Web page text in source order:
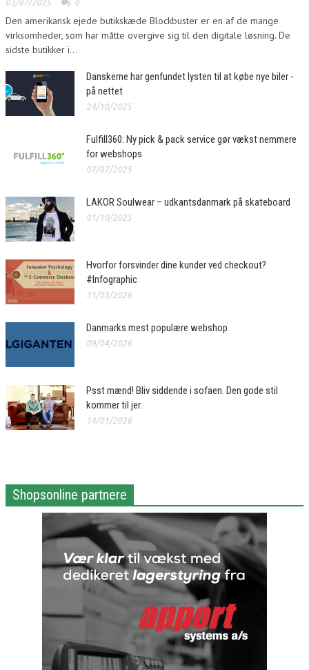
03/07/2025 0
Den amerikansk ejede butikskæde Blockbuster er en af de mange
virksomheder, som har måtte overgive sig til den digitale løsning. De
sidste butikker i...
Danskerne har genfundet lysten til at købe nye biler -
på nettet
24/10/2025
Fulfill360: Ny pick & pack service gør vækst nemmere
for webshops
07/07/2025
LAKOR Soulwear – udkantsdanmark på skateboard
01/10/2025
Hvorfor forsvinder dine kunder ved checkout?
#Infographic
31/03/2026
Danmarks mest populære webshop
09/04/2026
Psst mænd! Bliv siddende i sofaen. Den gode stil
kommer til jer.
14/01/2026
Shopsonline partnere